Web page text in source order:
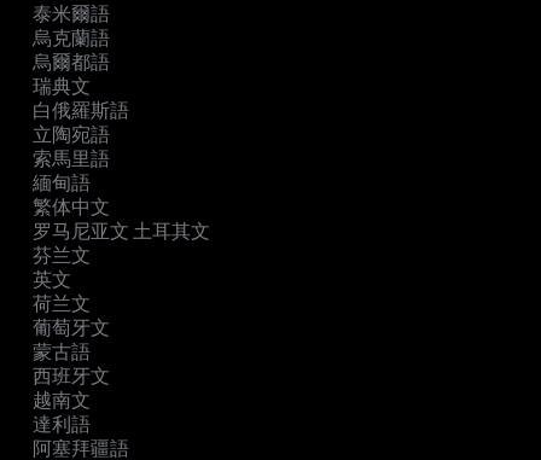
泰米爾語
烏克蘭語
烏爾都語
瑞典文
白俄羅斯語
立陶宛語
索馬里語
緬甸語
繁体中文
罗马尼亚文 土耳其文
芬兰文
英文
荷兰文
葡萄牙文
蒙古語
西班牙文
越南文
達利語
阿塞拜疆語